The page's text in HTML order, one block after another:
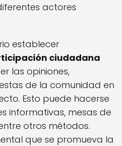
actores
establecer
ciudadana
las opiniones,
de la comunidad en
Esto puede hacerse
informativas, mesas de
otros métodos.
que se promueva la